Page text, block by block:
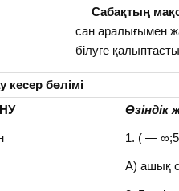
Сабақтың
сан аралығымен
білуге
кесер бөлімі
Өзіндік
1. ( —
А) ашық